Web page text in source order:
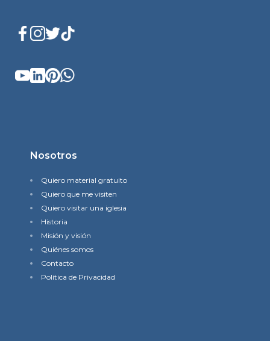
Nosotros
Quiero material gratuito
Quiero que me visiten
Quiero visitar una iglesia
Historia
Misión y visión
Quiénes somos
Contacto
Política de Privacidad